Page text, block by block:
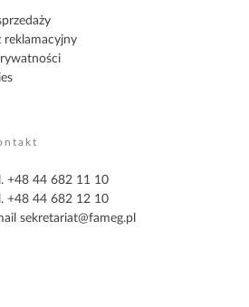
reklamacyjny
+48 44 682 11 10
+48 44 682 12 10
sekretariat@fameg.pl